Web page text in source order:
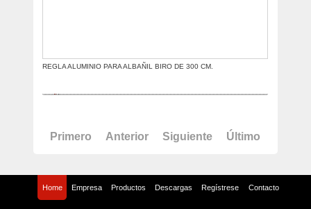
REGLA ALUMINIO PARA ALBAÑIL BIRO DE 300 CM.
Primero Anterior Siguiente Último
Home Empresa Productos Descargas Regístrese Contacto